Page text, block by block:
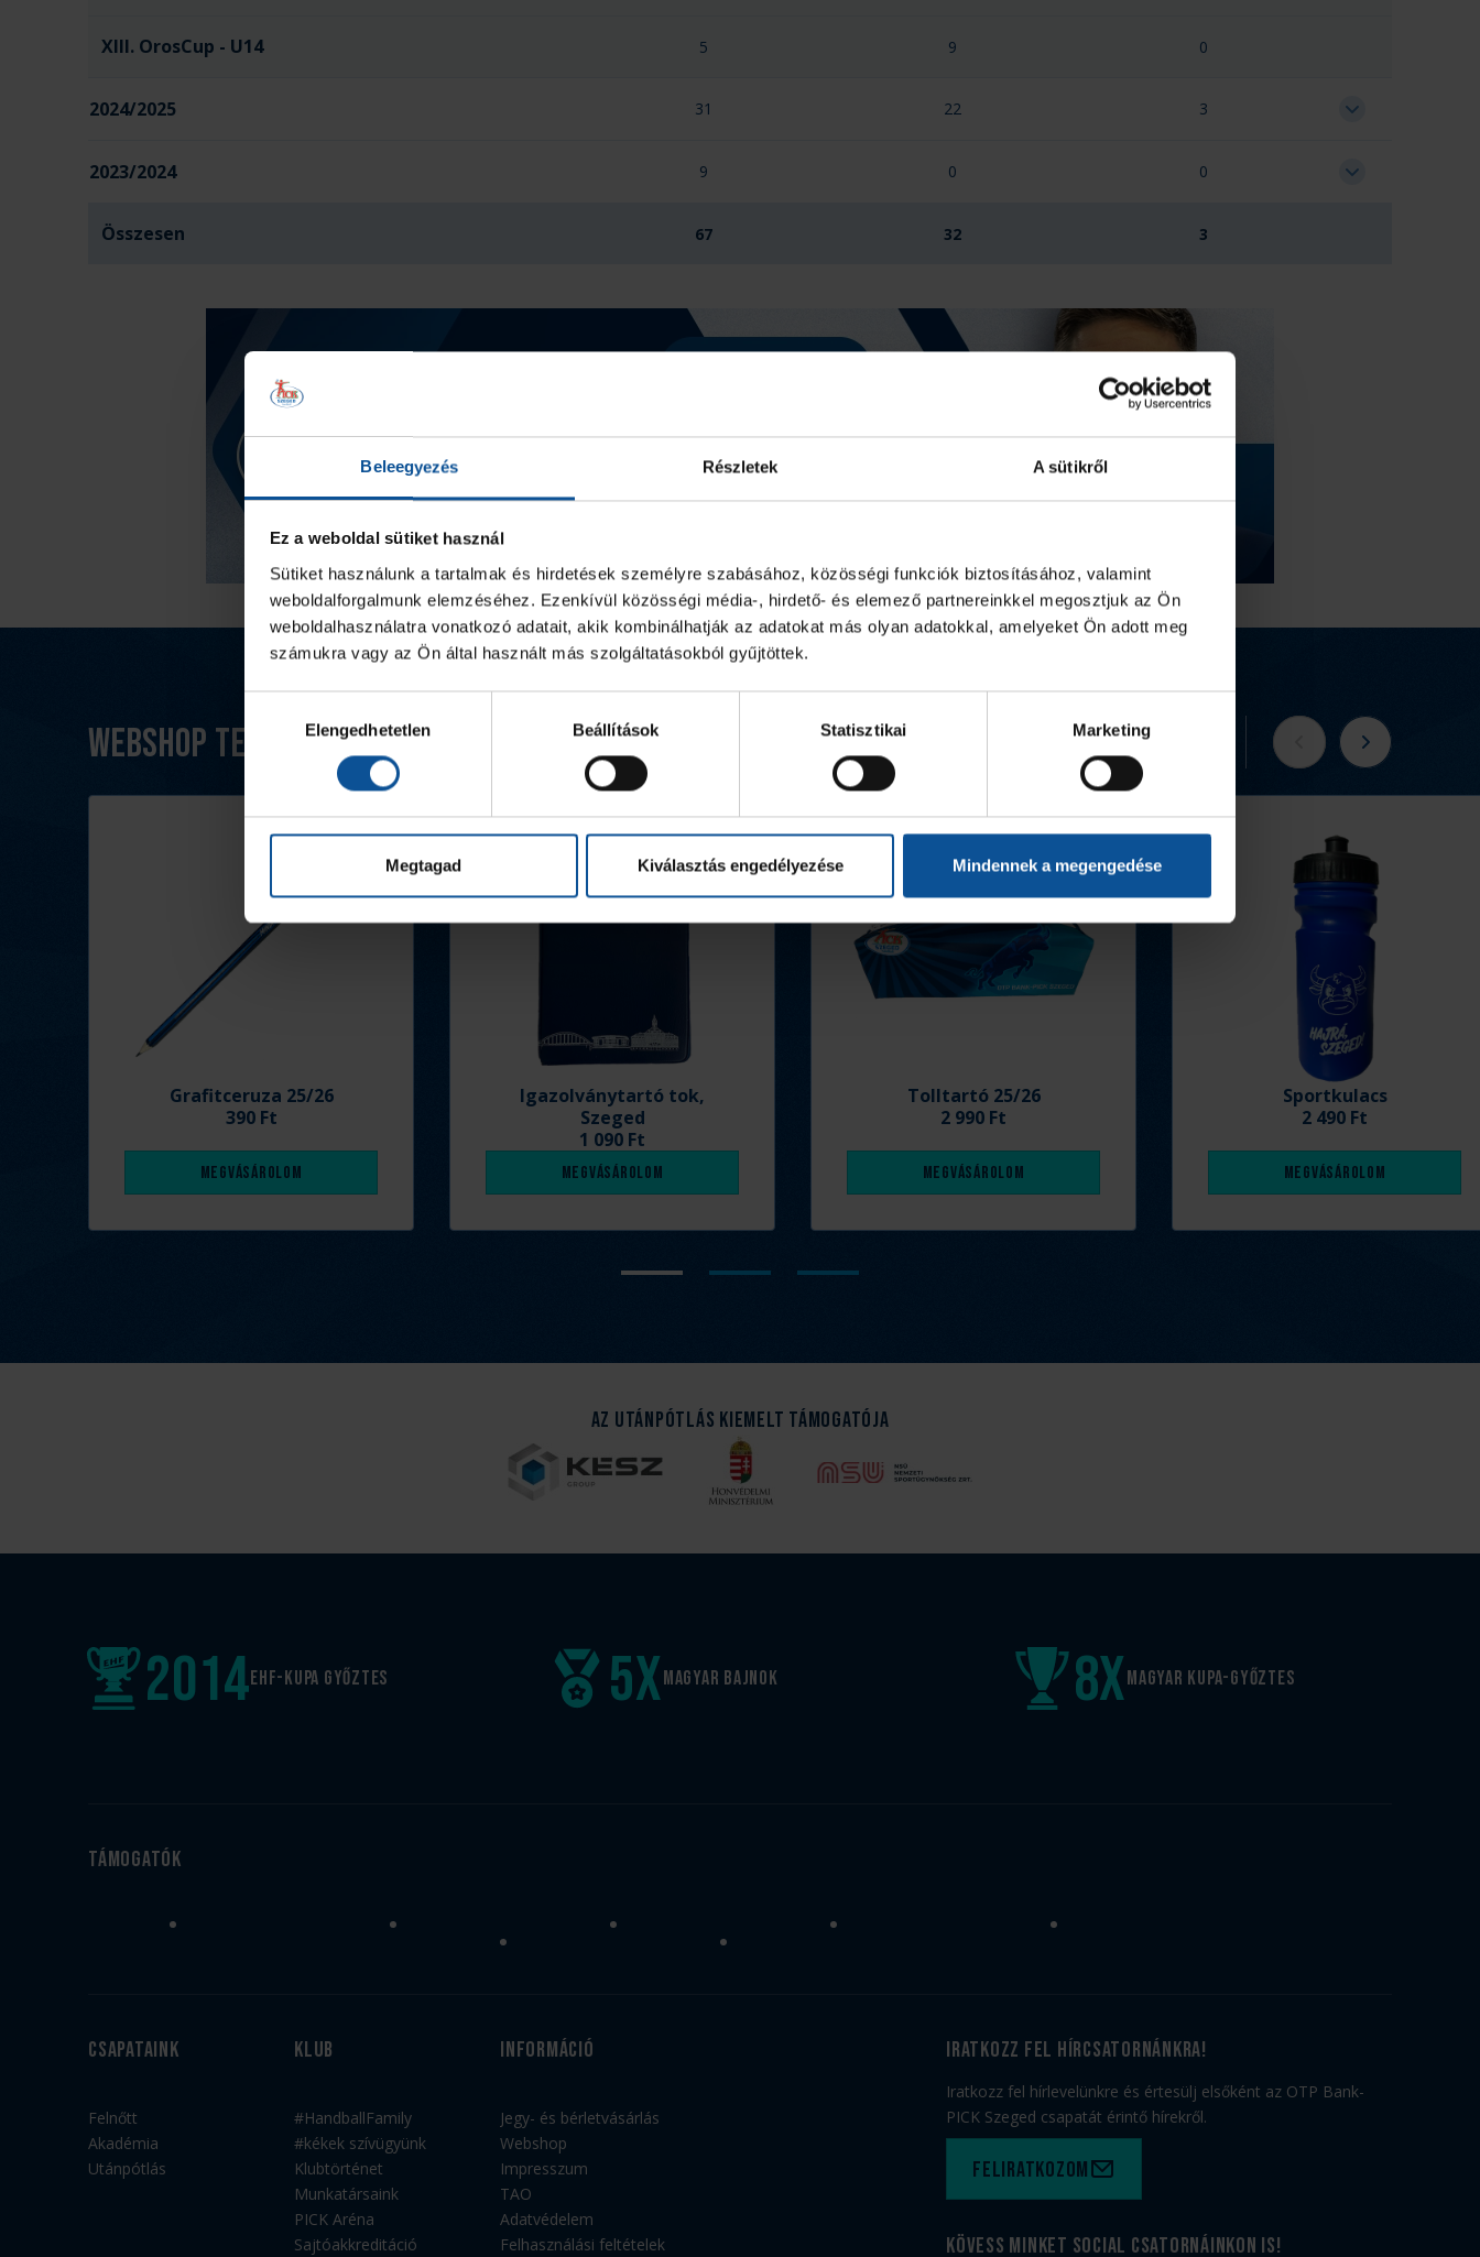
Beleegyezés Részletek A sütikről
Ez a weboldal sütiket használ
Sütiket használunk a tartalmak és hirdetések személyre szabásához, közösségi funkciók biztosításához, valamint
weboldalforgalmunk elemzéséhez. Ezenkívül közösségi média-, hirdető- és elemező partnereinkkel megosztjuk az Ön
weboldalhasználatra vonatkozó adatait, akik kombinálhatják az adatokat más olyan adatokkal, amelyeket Ön adott meg
számukra vagy az Ön által használt más szolgáltatásokból gyűjtöttek.
kiválasztásaElengedhetetlen Beállítások Statisztikai Marketing
Megtagad Kiválasztás engedélyezése Mindennek a megengedése
XIII. OrosCup - U14 5 9 0
2024/2025 31 22 3
2023/2024 9 0 0
Összesen 67 32 3
Webshop termékek Tovább a webshopra
Grafitceruza 25/26
390 Ft
Megvásárolom
Igazolványtartó tok,
Szeged
1 090 Ft
Megvásárolom
Tolltartó 25/26
2 990 Ft
Megvásárolom
Sportkulacs
2 490 Ft
Megvásárolom
Az Utánpótlás kiemelt támogatója
EHF-Kupa győztes
2014 Magyar bajnok
5x Magyar kupa-győztes
8x
Támogatók
Csapataink
Felnőtt
Akadémia
Utánpótlás
Klub
#HandballFamily
#kékek szívügyünk
Klubtörténet
Munkatársaink
PICK Aréna
Sajtóakkreditáció
Információ
Jegy- és bérletvásárlás
Webshop
Impresszum
TAO
Adatvédelem
Felhasználási feltételek
iratkozz fel hírcsatornánkra!
Iratkozz fel hírlevelünkre és értesülj elsőként az OTP Bank-
PICK Szeged csapatát érintő hírekről.
Feliratkozom
Kövess minket social csatornáinkon is!